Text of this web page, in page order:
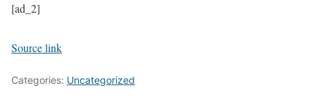
[ad_2]
Source link
Categories: Uncategorized